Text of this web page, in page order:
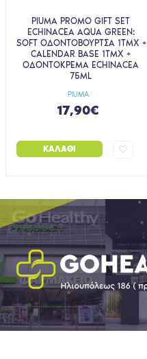
PIUMA
PIUMA PROMO GIFT SET
ECHINACEA AQUA GREEN:
SOFT ΟΔΟΝΤΟΒΟΥΡΤΣΑ 1ΤΜΧ +
CALENDAR BASE 1ΤΜΧ +
ΟΔΟΝΤΟΚΡΕΜΑ ECHINACEA
75ML
17,90€
ΚΑΛΆΘΙ